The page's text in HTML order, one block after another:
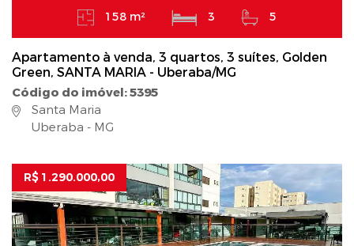
158 m² 3 5
Apartamento à venda, 3 quartos, 3 suítes, Golden
Green, SANTA MARIA - Uberaba/MG
Código do imóvel: 5395
Santa Maria
Uberaba - MG
R$ 1.290.000,00